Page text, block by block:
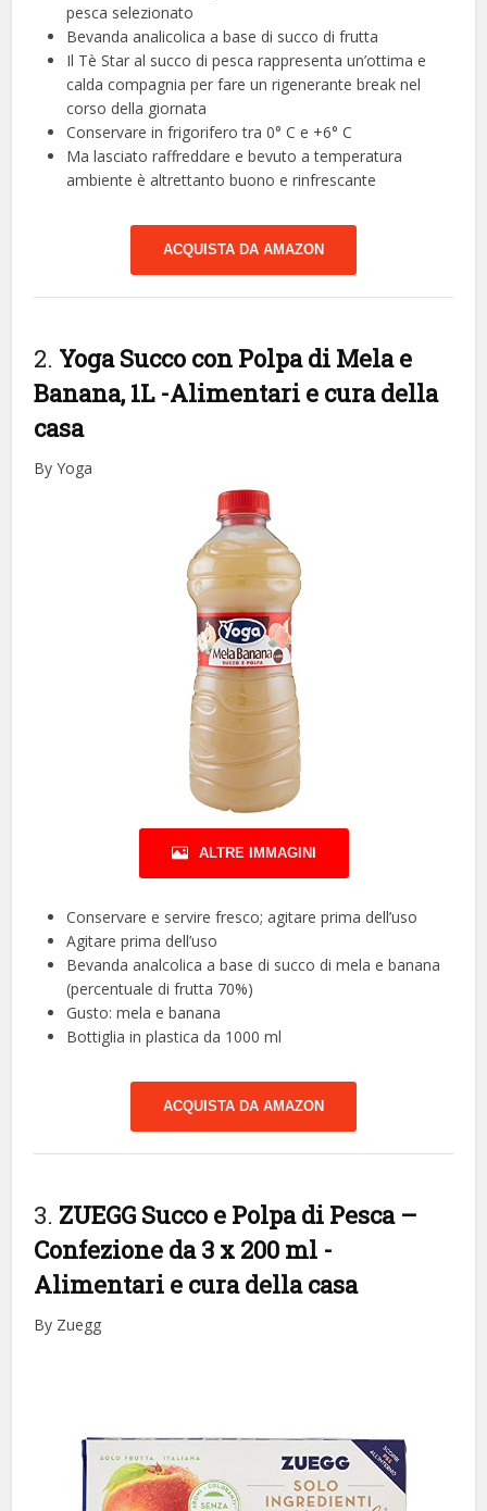
pesca selezionato
Bevanda analicolica a base di succo di frutta
Il Tè Star al succo di pesca rappresenta un’ottima e
calda compagnia per fare un rigenerante break nel
corso della giornata
Conservare in frigorifero tra 0° C e +6° C
Ma lasciato raffreddare e bevuto a temperatura
ambiente è altrettanto buono e rinfrescante
ACQUISTA DA AMAZON
2. Yoga Succo con Polpa di Mela e
Banana, 1L -Alimentari e cura della
casa
By Yoga
ALTRE IMMAGINI
Conservare e servire fresco; agitare prima dell’uso
Agitare prima dell’uso
Bevanda analcolica a base di succo di mela e banana
(percentuale di frutta 70%)
Gusto: mela e banana
Bottiglia in plastica da 1000 ml
ACQUISTA DA AMAZON
3. ZUEGG Succo e Polpa di Pesca –
Confezione da 3 x 200 ml -
Alimentari e cura della casa
By Zuegg